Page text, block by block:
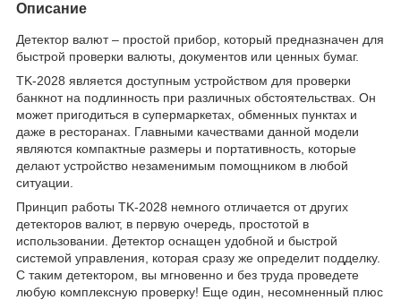
Описание
Детектор валют – простой прибор, который предназначен для
быстрой проверки валюты, документов или ценных бумаг.
TK-2028 является доступным устройством для проверки
банкнот на подлинность при различных обстоятельствах. Он
может пригодиться в супермаркетах, обменных пунктах и
даже в ресторанах. Главными качествами данной модели
являются компактные размеры и портативность, которые
делают устройство незаменимым помощником в любой
ситуации.
Принцип работы TK-2028 немного отличается от других
детекторов валют, в первую очередь, простотой в
использовании. Детектор оснащен удобной и быстрой
системой управления, которая сразу же определит подделку.
С таким детектором, вы мгновенно и без труда проведете
любую комплексную проверку! Еще один, несомненный плюс